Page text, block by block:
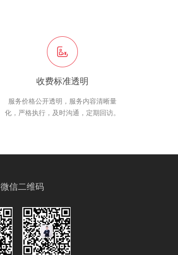
收费标准透明
服务价格公开透明，服务内容清晰量
化，严格执行，及时沟通，定期回访。
微信二维码